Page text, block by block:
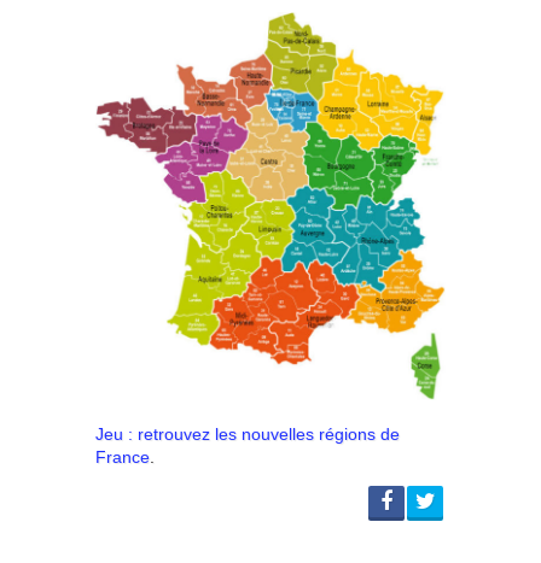
Jeu : retrouvez les nouvelles régions de
France